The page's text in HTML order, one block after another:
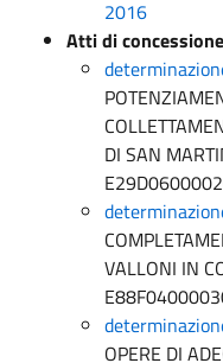
2016
Atti di
DI SAN
VALLONI IN
OPERE DI